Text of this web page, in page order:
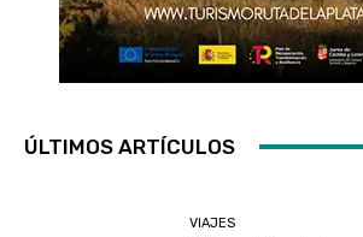
ÚLTIMOS ARTÍCULOS
VIAJES